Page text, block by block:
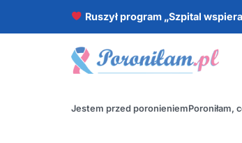
Ruszył program „Szpital
Jestem przed poronieniemPoroniłam,